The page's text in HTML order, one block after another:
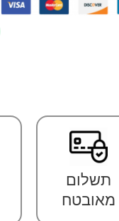
תשלום
מאובטח